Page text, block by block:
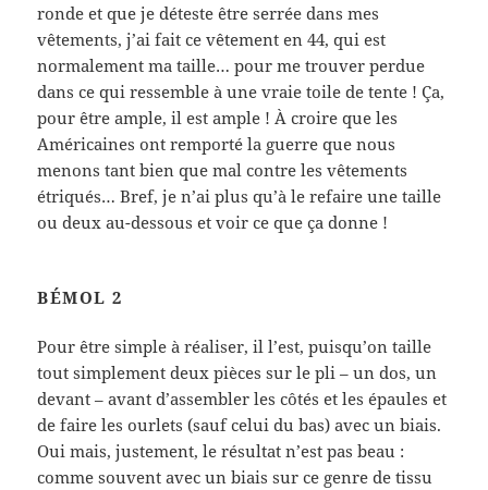
ronde et que je déteste être serrée dans mes
vêtements, j’ai fait ce vêtement en 44, qui est
normalement ma taille… pour me trouver perdue
dans ce qui ressemble à une vraie toile de tente ! Ça,
pour être ample, il est ample ! À croire que les
Américaines ont remporté la guerre que nous
menons tant bien que mal contre les vêtements
étriqués… Bref, je n’ai plus qu’à le refaire une taille
ou deux au-dessous et voir ce que ça donne !
BÉMOL 2
Pour être simple à réaliser, il l’est, puisqu’on taille
tout simplement deux pièces sur le pli – un dos, un
devant – avant d’assembler les côtés et les épaules et
de faire les ourlets (sauf celui du bas) avec un biais.
Oui mais, justement, le résultat n’est pas beau :
comme souvent avec un biais sur ce genre de tissu